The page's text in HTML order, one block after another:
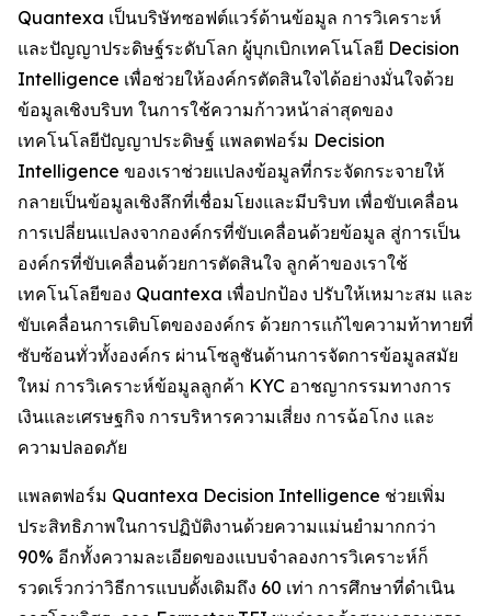
Quantexa เป็นบริษัทซอฟต์แวร์ด้านข้อมูล การวิเคราะห์
และปัญญาประดิษฐ์ระดับโลก ผู้บุกเบิกเทคโนโลยี Decision
Intelligence เพื่อช่วยให้องค์กรตัดสินใจได้อย่างมั่นใจด้วย
ข้อมูลเชิงบริบท ในการใช้ความก้าวหน้าล่าสุดของ
เทคโนโลยีปัญญาประดิษฐ์ แพลตฟอร์ม Decision
Intelligence ของเราช่วยแปลงข้อมูลที่กระจัดกระจายให้
กลายเป็นข้อมูลเชิงลึกที่เชื่อมโยงและมีบริบท เพื่อขับเคลื่อน
การเปลี่ยนแปลงจากองค์กรที่ขับเคลื่อนด้วยข้อมูล สู่การเป็น
องค์กรที่ขับเคลื่อนด้วยการตัดสินใจ ลูกค้าของเราใช้
เทคโนโลยีของ Quantexa เพื่อปกป้อง ปรับให้เหมาะสม และ
ขับเคลื่อนการเติบโตขององค์กร ด้วยการแก้ไขความท้าทายที่
ซับซ้อนทั่วทั้งองค์กร ผ่านโซลูชันด้านการจัดการข้อมูลสมัย
ใหม่ การวิเคราะห์ข้อมูลลูกค้า KYC อาชญากรรมทางการ
เงินและเศรษฐกิจ การบริหารความเสี่ยง การฉ้อโกง และ
ความปลอดภัย
แพลตฟอร์ม Quantexa Decision Intelligence ช่วยเพิ่ม
ประสิทธิภาพในการปฏิบัติงานด้วยความแม่นยำมากกว่า
90% อีกทั้งความละเอียดของแบบจำลองการวิเคราะห์ก็
รวดเร็วกว่าวิธีการแบบดั้งเดิมถึง 60 เท่า การศึกษาที่ดำเนิน